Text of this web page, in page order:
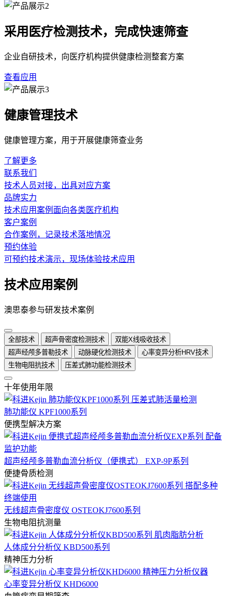
采用医疗检测技术，完成快速筛查
企业自研技术，向医疗机构提供健康检测整套方案
查看应用
健康管理技术
健康管理方案，用于开展健康筛查业务
了解更多
联系我们
技术人员对接，出具对应方案
品牌实力
技术应用案例面向各类医疗机构
客户案例
合作案例，记录技术落地情况
预约体验
可预约技术演示，现场体验技术应用
技术应用案例
澳思泰参与研发技术案例
全部技术 超声骨密度检测技术
双能X线吸收技术
超声经颅多普勒技术
动脉硬化检测技术
心率变异分析HRV技术
生物电阻抗技术
压差式肺功能检测技术
十年使用年限
肺功能仪 KPF1000系列
便携型解决方案
超声经颅多普勒血流分析仪（便携式） EXP-9P系列
便捷骨质检测
无线超声骨密度仪 OSTEOKJ7600系列
生物电阻抗测量
人体成分分析仪 KBD500系列
精神压力分析
心率变异分析仪 KHD6000